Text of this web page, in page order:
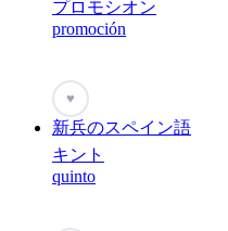
プロモシオン
promoción
♥
新兵のスペイン語
キント
quinto